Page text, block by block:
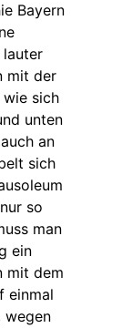
Bayern
lauter
mit der
sich
unten
an
sich
so
man
ein
mit dem
einmal
wegen